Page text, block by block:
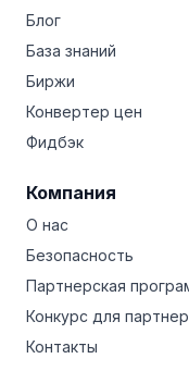
Блог
База знаний
Биржи
Конвертер цен
Фидбэк
Компания
О нас
Безопасность
Партнерская
Конкурс для
Контакты